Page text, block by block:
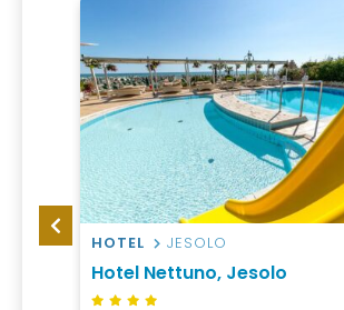
HOTEL JESOLO
Hotel Nettuno, Jesolo